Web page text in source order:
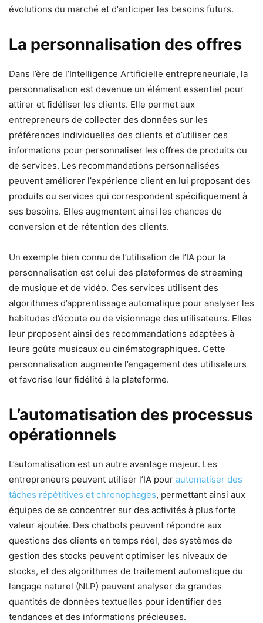
évolutions du marché et d’anticiper les besoins futurs.
La personnalisation des offres
Dans l’ère de l’Intelligence Artificielle entrepreneuriale, la
personnalisation est devenue un élément essentiel pour
attirer et fidéliser les clients. Elle permet aux
entrepreneurs de collecter des données sur les
préférences individuelles des clients et d’utiliser ces
informations pour personnaliser les offres de produits ou
de services. Les recommandations personnalisées
peuvent améliorer l’expérience client en lui proposant des
produits ou services qui correspondent spécifiquement à
ses besoins. Elles augmentent ainsi les chances de
conversion et de rétention des clients.
Un exemple bien connu de l’utilisation de l’IA pour la
personnalisation est celui des plateformes de streaming
de musique et de vidéo. Ces services utilisent des
algorithmes d’apprentissage automatique pour analyser les
habitudes d’écoute ou de visionnage des utilisateurs. Elles
leur proposent ainsi des recommandations adaptées à
leurs goûts musicaux ou cinématographiques. Cette
personnalisation augmente l’engagement des utilisateurs
et favorise leur fidélité à la plateforme.
L’automatisation des processus
opérationnels
L’automatisation est un autre avantage majeur. Les
entrepreneurs peuvent utiliser l’IA pour automatiser des
tâches répétitives et chronophages, permettant ainsi aux
équipes de se concentrer sur des activités à plus forte
valeur ajoutée. Des chatbots peuvent répondre aux
questions des clients en temps réel, des systèmes de
gestion des stocks peuvent optimiser les niveaux de
stocks, et des algorithmes de traitement automatique du
langage naturel (NLP) peuvent analyser de grandes
quantités de données textuelles pour identifier des
tendances et des informations précieuses.